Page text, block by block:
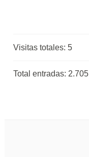
Visitas totales: 5
Total entradas:2.705